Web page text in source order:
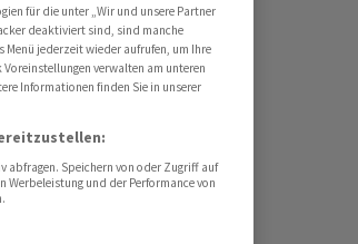
für die unter „Wir und unsere Partner
deaktiviert sind, sind manche
Menü jederzeit wieder aufrufen, um Ihre
verwalten am unteren
Informationen finden Sie in unserer
Speichern von oder Zugriff auf
Werbeleistung und der Performance von